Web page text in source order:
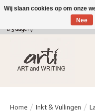
verkoop@arti-artandwriting.be/ +32
a 5 dagen)
Home / Inkt & Vullingen /
Wij slaan cookies op om onze
Nee